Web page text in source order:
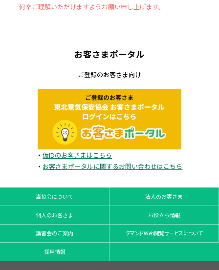
何卒ご理解いただけますようお願い申し上げます。
お客さまポータル
ご登録のお客さま向け
・仮IDのお客さまはこちら
・ お客さまポータルに関するお問い合わせはこちら
当協会について 法人のお客さま
個人のお客さま お役立ち情報
講習会のご案内 デマンドWeb閲覧サービスについて
採用情報